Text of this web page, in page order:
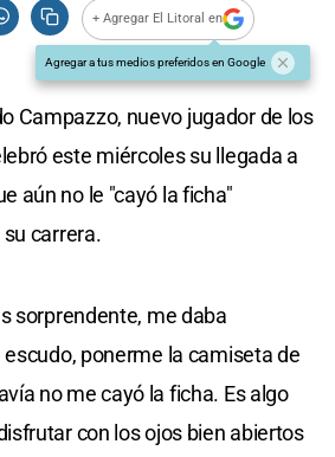
+ Agregar El Litoral en
Agregar a tus medios preferidos en Google
Campazzo, nuevo jugador de los
este miércoles su llegada a
aún no le "cayó la ficha"
carrera.
sorprendente, me daba
ponerme la camiseta de
no me cayó la ficha. Es algo
con los ojos bien abiertos